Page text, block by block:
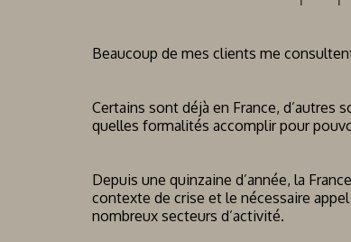
Beaucoup de mes clients me
Certains sont déjà en France, d’autres
quelles formalités accomplir pour
Depuis une quinzaine d’année, la
contexte de crise et le nécessaire
nombreux secteurs d’activité.